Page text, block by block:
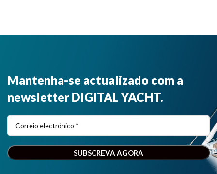
Mantenha-se actualizado com a
newsletter DIGITAL YACHT.